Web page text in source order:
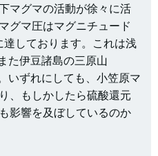
マグマの活動が徐々に活
グマ圧はマグニチュード
しております。これは浅
た伊豆諸島の三原山
いずれにしても、小笠原マ
、もしかしたら硫酸還元
影響を及ぼしているのか